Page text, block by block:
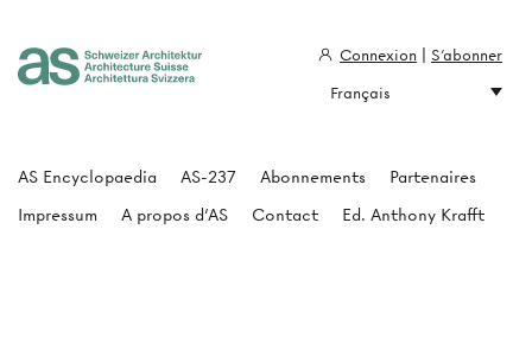
AS Encyclopaedia AS-237 Abonnements
Partenaires
Impressum
A propos d'AS Contact Ed. Anthony Krafft
Connexion
S'abonner
Français